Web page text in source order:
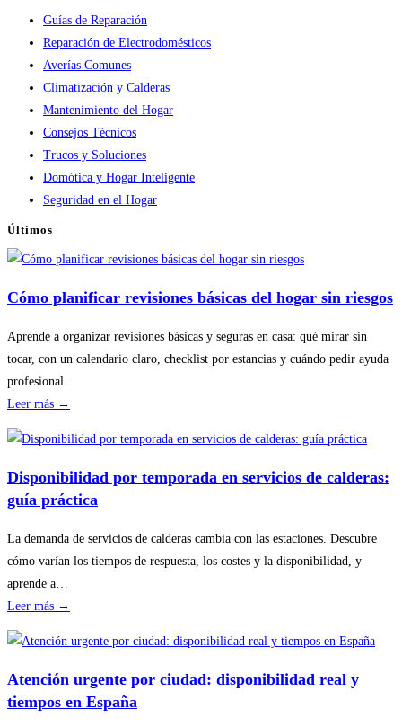
Guías de Reparación
Reparación de Electrodomésticos
Averías Comunes
Climatización y Calderas
Mantenimiento del Hogar
Consejos Técnicos
Trucos y Soluciones
Domótica y Hogar Inteligente
Seguridad en el Hogar
Últimos
Cómo planificar revisiones básicas del hogar sin riesgos
Aprende a organizar revisiones básicas y seguras en casa: qué mirar sin
tocar, con un calendario claro, checklist por estancias y cuándo pedir ayuda
profesional.
Leer más →
planificar
revisiones
básicas
hogar
sin
Disponibilidad por temporada en servicios de calderas:
guía práctica
La demanda de servicios de calderas cambia con las estaciones. Descubre
cómo varían los tiempos de respuesta, los costes y la disponibilidad, y
aprende a…
Leer más →
por
temporada
Atención urgente por ciudad: disponibilidad real y
tiempos en España